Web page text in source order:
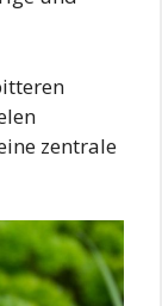
zentrale